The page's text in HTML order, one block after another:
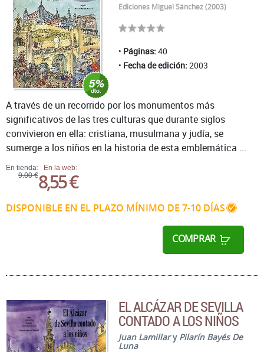
Ediciones Miguel Sánchez (2003)
Páginas: 40
Fecha de edición: 2003
En tienda:
9,00 €
En la web:
8,55 €
DISPONIBLE EN EL PLAZO MÍNIMO DE 7-10 DÍAS
COMPRAR
A través de un recorrido por los monumentos más
significativos de las tres culturas que durante siglos
convivieron en ella: cristiana, musulmana y judía, se
sumerge a los niños en la historia de esta emblemática ...
EL ALCÁZAR DE SEVILLA
CONTADO A LOS NIÑOS
Juan Lamillary Pilarín Bayés De
Luna